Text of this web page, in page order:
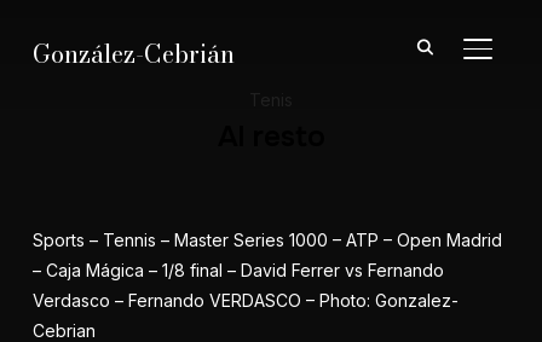
González-Cebrián
Sports – Tennis – Master Series 1000 – ATP – Open Madrid
– Caja Mágica – 1/8 final – David Ferrer vs Fernando
Verdasco – Fernando VERDASCO – Photo: Gonzalez-
Cebrian